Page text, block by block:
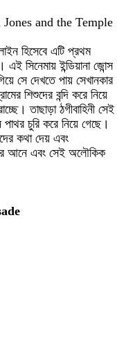
Jones and the Temple
হিসেবে এটি প্রথম
সিনেমায় ইন্ডিয়ানা জোন্স
সে দেখতে পায় সেখানকার
শিশুদের বন্দি করে নিয়ে
তাছাড়া ঠগীবাহিনী সেই
চুরি করে নিয়ে গেছে।
কথা দেয় এবং
আনে এবং সেই অলৌকিক